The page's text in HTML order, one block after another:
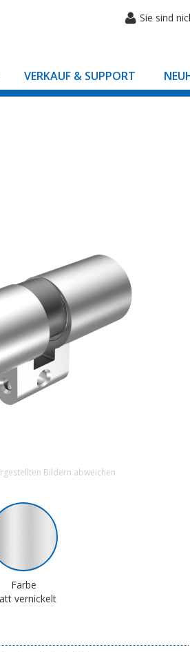
Sie sind
VERKAUF & SUPPORT
Bildern abweichen
Farbe
vernickelt